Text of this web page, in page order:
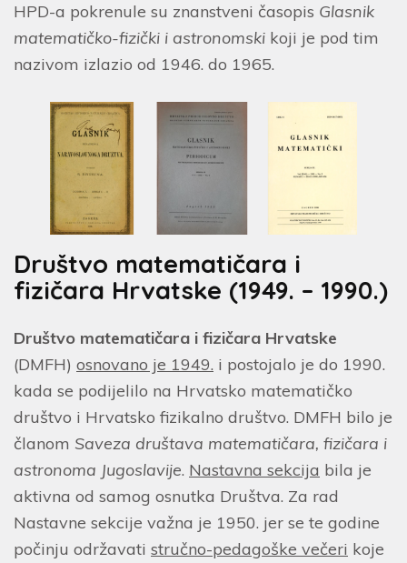
HPD-a pokrenule su znanstveni časopis Glasnik
matematičko-fizički i astronomski koji je pod tim
nazivom izlazio od 1946. do 1965.
Društvo matematičara i
fizičara Hrvatske (1949. – 1990.)
Društvo matematičara i fizičara Hrvatske
(DMFH) osnovano je 1949. i postojalo je do 1990.
kada se podijelilo na Hrvatsko matematičko
društvo i Hrvatsko fizikalno društvo. DMFH bilo je
članom Saveza društava matematičara, fizičara i
astronoma Jugoslavije. Nastavna sekcija bila je
aktivna od samog osnutka Društva. Za rad
Nastavne sekcije važna je 1950. jer se te godine
počinju održavati stručno-pedagoške večeri koje